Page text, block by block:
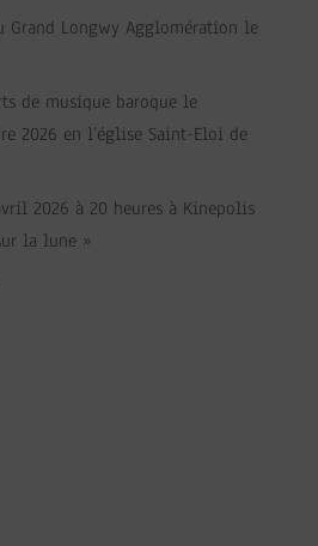
Grand Longwy Agglomération le
de musique baroque le
2026 en l’église Saint-Eloi de
2026 à 20 heures à Kinepolis
la lune »